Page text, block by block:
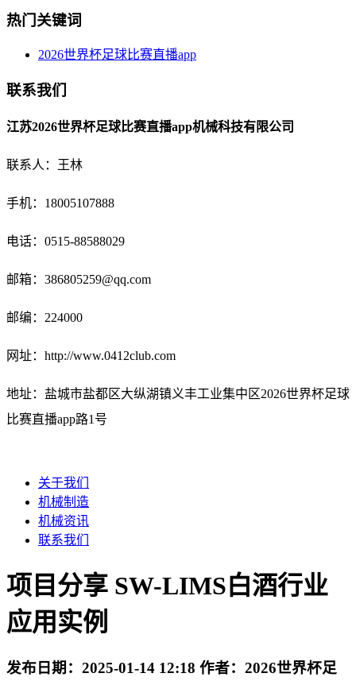
热门关键词
2026世界杯足球比赛直播app
联系我们
江苏2026世界杯足球比赛直播app机械科技有限公司
联系人：王林
手机：18005107888
电话： 0515-88588029
邮箱： 386805259@qq.com
邮编：224000
网址：http://www.0412club.com
地址：盐城市盐都区大纵湖镇义丰工业集中区2026世界杯足球
比赛直播app路1号
关于我们
机械制造
机械资讯
联系我们
项目分享 SW-LIMS白酒行业
应用实例
发布日期： 2025-01-14 12:18 作者： 2026世界杯足